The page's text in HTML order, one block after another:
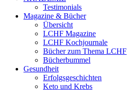
Testimonials
Magazine & Bücher
Übersicht
LCHF Magazine
LCHF Kochjournale
Bücher zum Thema LCHF
Bücherbummel
Gesundheit
Erfolgsgeschichten
Keto und Krebs